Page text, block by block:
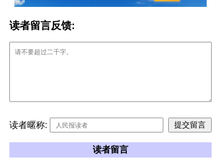
读者留言反馈:
读者暱称:
读者留言